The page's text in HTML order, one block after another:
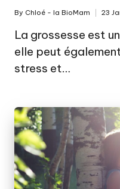
Posted
by
By Chloé - la BioMam 23
La grossesse est
elle peut
stress et…